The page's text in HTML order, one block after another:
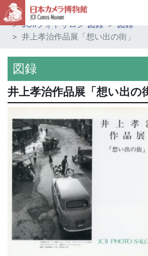
ホーム
ミュージアムショップ
JCIIフォトサロン 図録
図録
井上孝治作品展「想い出の街」
図録
井上孝治作品展「想い出の